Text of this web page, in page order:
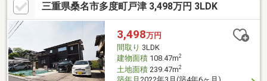
三重県桑名市多度町戸津 3,498万円 3LDK
3,498万円
間取り 3LDK
建物面積108.47m2
土地面積239.47m2